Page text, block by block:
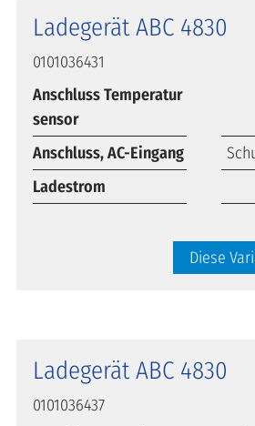
Ladegerät ABC 4830
0101036431
Anschluss Temperatur
sensor
Anschluss, AC-Eingang
Ladestrom
Diese
Ladegerät ABC 4830
0101036437